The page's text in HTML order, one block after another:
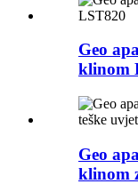
Geo
klinom
Geo
klinom